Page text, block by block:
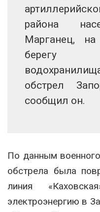
района
Марганец, на
берегу
обстрел
сообщил он.
По данным
обстрела была
линия
электроэнергию в